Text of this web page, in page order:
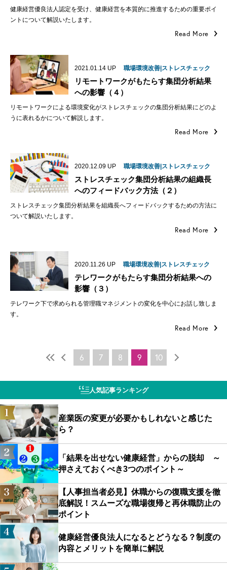
健康経営優良法人認定を受け、健康経営を本質的に推進するための重要ポイ
ントについて解説いたします。
Read More
2021.01.14 UP 職場環境改善|ストレスチェック
リモートワークがもたらす集団分析結果
への影響（４）
リモートワークによる環境変化がストレスチェックの集団分析結果にどのよ
うに表れるかについて解説します。
Read More
2020.12.09 UP 職場環境改善|ストレスチェック
ストレスチェック集団分析結果の組織長
へのフィードバック方法（２）
ストレスチェック集団分析結果を組織長へフィードバックするための方法に
ついて解説いたします。
Read More
2020.11.26 UP 職場環境改善|ストレスチェック
テレワークがもたらす集団分析結果への
影響（３）
テレワーク下で求められる管理職マネジメントの変化を中心にお話し致しま
す。
Read More
6 7 8 9 10
人気記事ランキング
産業医の変更が必要かもしれないと感じた
ら？
「結果を出せない健康経営」からの脱却 ～
押さえておくべき3つのポイント～
【人事担当者必見】休職からの復職支援を徹
底解説！スムーズな職場復帰と再休職防止の
ポイント
健康経営優良法人になるとどうなる？制度の
内容とメリットを簡単に解説